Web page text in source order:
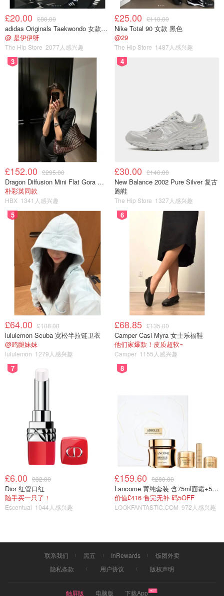
缺点：饱和度不够（对于我个人来说饱和度不太够 所以说
显气色这点就没那么好）所以这款我不建议唇色深的妹子入
手
Dior Addict Halo Shine Lipstick - Dior |
Sephora
Sephora
Chanel唇釉 （林允推荐款）
这款香奈儿的唇釉是之前被林允小红书安利的 虽然这款颜
色看上去很艳 但是居显白 看我都用那么旧了就知道我没有
骗你们
明星同款 色号 962 橘红色（手臂试色见文章最后）
优点：显白显气色/滋润/百搭/特别适合春夏
缺点：最后有个淡妆打底 涂这个色号更美
ROUGE ALLURE LIQUID POWDER LIQUID
MATTE LIP COLOUR BLURRED EFFECT -
Makeup - CHANEL
Chanel, Inc.
购买
£20.00 £80.00
adidas Originals Taekwondo 女款黑色运动鞋
@ 是伊伊呀
The Hip Store 2077人感兴趣
£25.00 £110.00
Nike Total 90 女款 黑色
@29
The Hip Store 1487人感兴趣
3
£152.00 £295.00
Dragon Diffusion Mini Flat Gora 深棕色手提包
朴彩英同款
HBX 1341人感兴趣
4
£30.00 £140.00
New Balance 2002 Pure Silver 复古
跑鞋
The Hip Store 1327人感兴趣
5
£64.00 £108.00
lululemon Scuba 宽松半拉链卫衣
@鸡腿妹妹
lululemon 1279人感兴趣
6
£68.85 £135.00
Camper Casi Myra 女士乐福鞋
他们家爆款！皮质超软~
Camper 1155人感兴趣
7
£6.00 £32.00
Dior 红管口红
随手买一只了！
Escentual 1044人感兴趣
8
£159.60 £280.00
Lancome 菁纯套装 含75ml面霜+5ml精华+5ml眼霜
价值£416 售完无补 码5OFF
LOOKFANTASTIC.COM 972人感兴趣
联系我们 黑五 InRewards
饭团外卖
隐私条款
用户协议 版权声明
触屏版 电脑版 下载App